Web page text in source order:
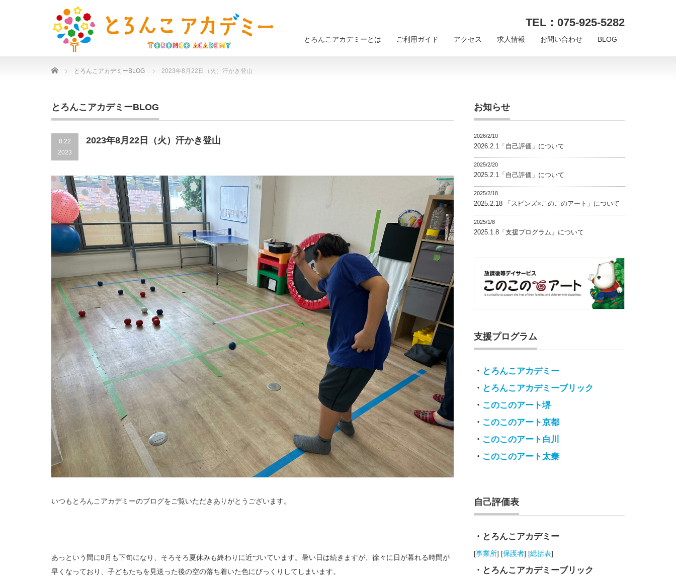
TEL：075-925-5282
とろんこアカデミーとは ご利用ガイド アクセス 求人情報 お問い合わせ BLOG
Home とろんこアカデミーBLOG 2023年8月22日（火）汗かき登山
とろんこアカデミーBLOG
8.22
2023
2023年8月22日（火）汗かき登山
いつもとろんこアカデミーのブログをご覧いただきありがとうございます。
あっという間に8月も下旬になり、そろそろ夏休みも終わりに近づいています。暑い日は続きますが、徐々に日が暮れる時間が
早くなっており、子どもたちを見送った後の空の落ち着いた色にびっくりしてしまいます。
お知らせ
2026/2/10
2026.2.1「自己評価」について
2025/2/20
2025.2.1「自己評価」について
2025/2/18
2025.2.18 「スピンズ×このこのアート」について
2025/1/8
2025.1.8「支援プログラム」について
支援プログラム
・ とろんこアカデミー
・ とろんこアカデミーブリック
・ このこのアート堺
・ このこのアート京都
・ このこのアート白川
・ このこのアート太秦
自己評価表
・とろんこアカデミー
[事業所] [保護者] [総括表]
・とろんこアカデミーブリック